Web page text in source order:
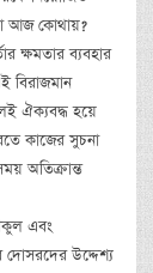
আজ কোথায়?
ক্ষমতার ব্যবহার
বিরাজমান
ঐক্যবদ্ধ হয়ে
কাজের সুচনা
অতিক্রান্ত
এবং
উদ্দেশ্য